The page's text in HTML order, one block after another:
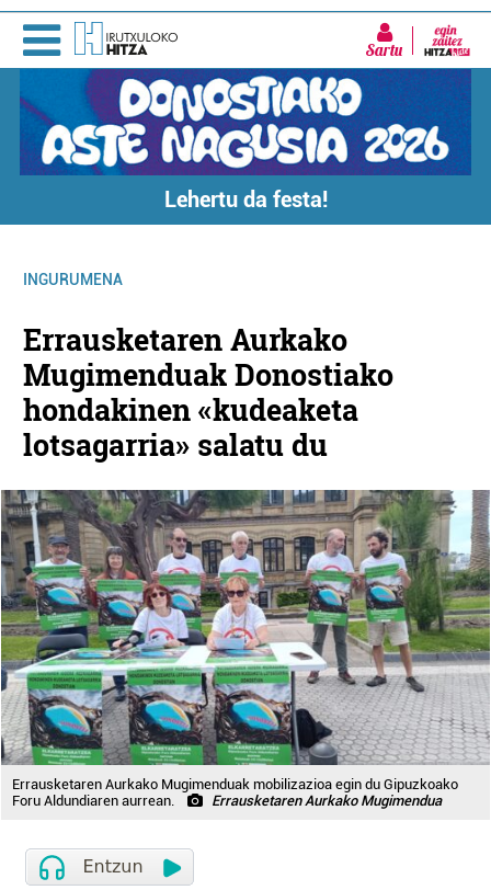
Sartu
Lehertu da festa!
INGURUMENA
Errausketaren Aurkako
Mugimenduak Donostiako
hondakinen «kudeaketa
lotsagarria» salatu du
Errausketaren Aurkako Mugimenduak mobilizazioa egin du Gipuzkoako
Foru Aldundiaren aurrean.
Errausketaren Aurkako Mugimendua